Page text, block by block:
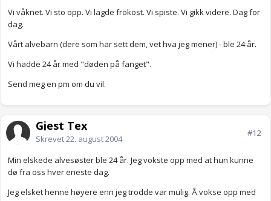
Vi våknet. Vi sto opp. Vi lagde frokost. Vi spiste. Vi gikk videre. Dag for
dag.
Vårt alvebarn (dere som har sett dem, vet hva jeg mener) - ble 24 år.
Vi hadde 24 år med "døden på fanget".
Send meg en pm om du vil.
Gjest Tex
Skrevet22. august 2004
#12
Min elskede alvesøster ble 24 år. Jeg vokste opp med at hun kunne
dø fra oss hver eneste dag.
Jeg elsket henne høyere enn jeg trodde var mulig. Å vokse opp med